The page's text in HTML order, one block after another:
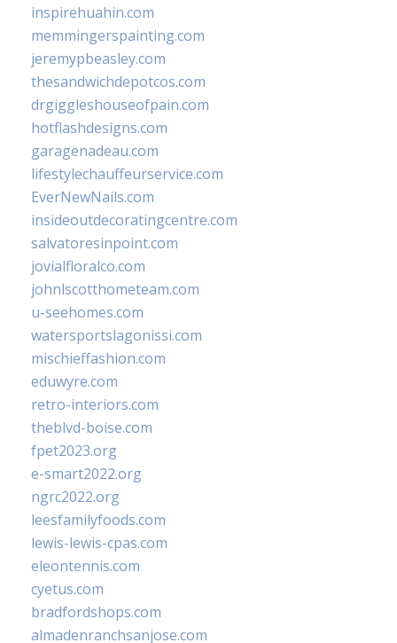
inspirehuahin.com
memmingerspainting.com
jeremypbeasley.com
thesandwichdepotcos.com
drgiggleshouseofpain.com
hotflashdesigns.com
garagenadeau.com
lifestylechauffeurservice.com
EverNewNails.com
insideoutdecoratingcentre.com
salvatoresinpoint.com
jovialfloralco.com
johnlscotthometeam.com
u-seehomes.com
watersportslagonissi.com
mischieffashion.com
eduwyre.com
retro-interiors.com
theblvd-boise.com
fpet2023.org
e-smart2022.org
ngrc2022.org
leesfamilyfoods.com
lewis-lewis-cpas.com
eleontennis.com
cyetus.com
bradfordshops.com
almadenranchsanjose.com